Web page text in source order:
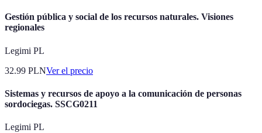
Gestión pública y social de los recursos naturales. Visiones
regionales
Legimi PL
32.99 PLNVer el precio
Sistemas y recursos de apoyo a la comunicación de personas
sordociegas. SSCG0211
Legimi PL